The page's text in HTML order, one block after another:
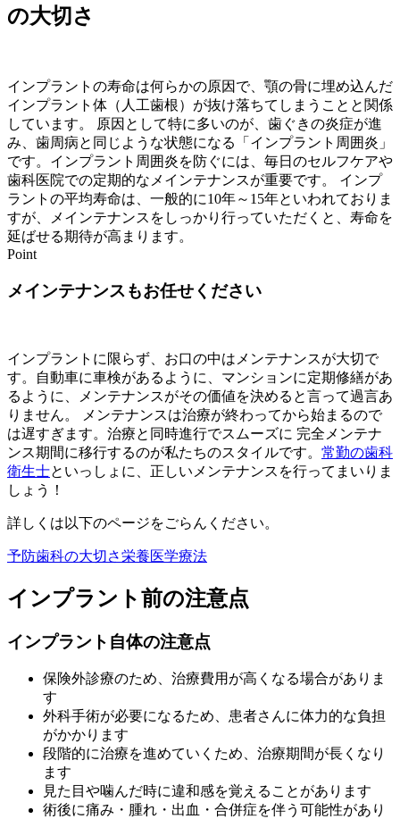
の大切さ
インプラントの寿命は何らかの原因で、顎の骨に埋め込んだ
インプラント体（人工歯根）が抜け落ちてしまうことと関係
しています。 原因として特に多いのが、歯ぐきの炎症が進
み、歯周病と同じような状態になる「インプラント周囲炎」
です。インプラント周囲炎を防ぐには、毎日のセルフケアや
歯科医院での定期的なメインテナンスが重要です。 インプ
ラントの平均寿命は、一般的に10年～15年といわれておりま
すが、メインテナンスをしっかり行っていただくと、寿命を
延ばせる期待が高まります。
Point
メインテナンスもお任せください
インプラントに限らず、お口の中はメンテナンスが大切で
す。自動車に車検があるように、マンションに定期修繕があ
るように、メンテナンスがその価値を決めると言って過言あ
りません。 メンテナンスは治療が終わってから始まるので
は遅すぎます。治療と同時進行でスムーズに 完全メンテナ
ンス期間に移行するのが私たちのスタイルです。 常勤の歯科
衛生士といっしょに、正しいメンテナンスを行ってまいりま
しょう！
詳しくは以下のページをごらんください。
予防歯科の大切さ栄養医学療法
インプラント前の注意点
インプラント自体の注意点
保険外診療のため、治療費用が高くなる場合がありま
す
外科手術が必要になるため、患者さんに体力的な負担
がかかります
段階的に治療を進めていくため、治療期間が長くなり
ます
見た目や噛んだ時に違和感を覚えることがあります
術後に痛み・腫れ・出血・合併症を伴う可能性があり